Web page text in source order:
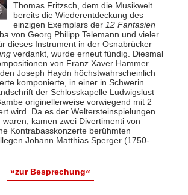
Thomas Fritzsch, dem die Musikwelt
bereits die Wiederentdeckung des
einzigen Exemplars der 12 Fantasien
von Georg Philipp Telemann und vieler
dieses Instrument in der Osnabrücker
verdankt, wurde erneut fündig. Diesmal
von Franz Xaver Hammer
Joseph Haydn höchstwahrscheinlich
komponierte, in einer in Schwerin
der Schlosskapelle Ludwigslust
originellerweise vorwiegend mit 2
wird. Da es der Weltersteinspielungen
kamen zwei Divertimenti von
Kontrabasskonzerte berühmten
Johann Matthias Sperger (1750-
»zur Besprechung«